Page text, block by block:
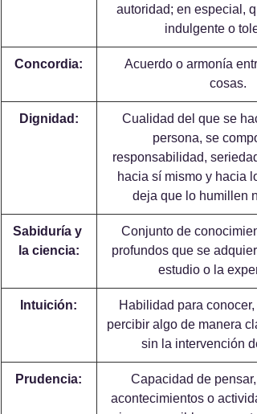
autoridad; en especial,
indulgente o
Concordia:
cosas.
Dignidad:
persona, se
responsabilidad,
hacia sí mismo y hacia
deja que lo humillen
Sabiduría y
la ciencia:
profundos que se
estudio o la
Intuición:
percibir algo de manera
sin la intervención
Prudencia:
acontecimientos o